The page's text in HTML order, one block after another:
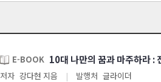
E-BOOK 10대 나만의 꿈과 마주하라 :
저자 강다현 지음 | 발행처 글라이더